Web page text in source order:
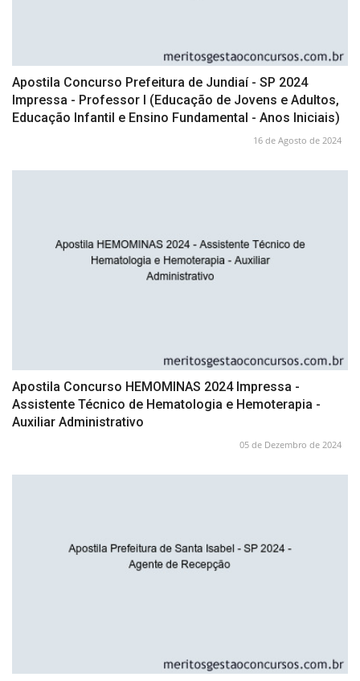
Apostila Concurso Prefeitura de Jundiaí - SP 2024
Impressa - Professor I (Educação de Jovens e Adultos,
Educação Infantil e Ensino Fundamental - Anos Iniciais)
16 de Agosto de 2024
Apostila Concurso HEMOMINAS 2024 Impressa -
Assistente Técnico de Hematologia e Hemoterapia -
Auxiliar Administrativo
05 de Dezembro de 2024